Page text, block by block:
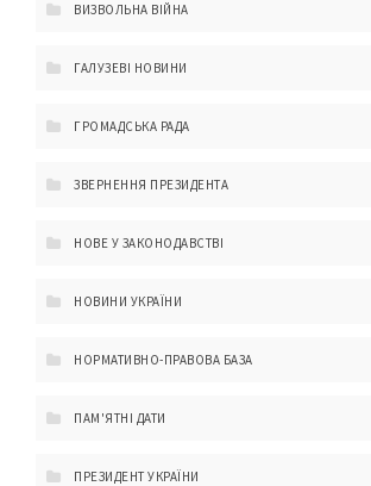
ВИЗВОЛЬНА ВІЙНА
ГАЛУЗЕВІ НОВИНИ
ГРОМАДСЬКА РАДА
ЗВЕРНЕННЯ ПРЕЗИДЕНТА
НОВЕ У ЗАКОНОДАВСТВІ
НОВИНИ УКРАЇНИ
НОРМАТИВНО-ПРАВОВА БАЗА
ПАМ'ЯТНІ ДАТИ
ПРЕЗИДЕНТ УКРАЇНИ